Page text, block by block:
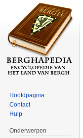
Hoofdpagina
Contact
Hulp
Onderwerpen